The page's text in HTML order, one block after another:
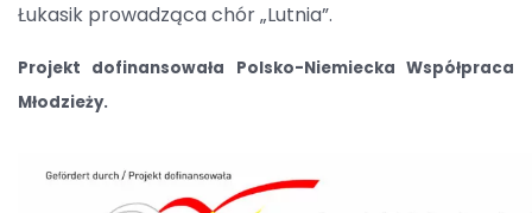
Łukasik prowadząca chór „Lutnia”.
Projekt dofinansowała Polsko-Niemiecka Współpraca
Młodzieży.